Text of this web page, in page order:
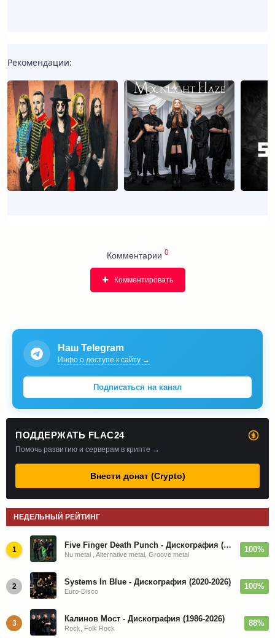
Рекомендации:
Комментарии 0
Комментировать
Наш Telegram
Инфо о доступе к сайту →
Подписаться на канал
ПОДДЕРЖАТЬ FLAC24
Помочь развитию и серверам в крипте →
Внести донат (Crypto)
НЕДЕЛЬНЫЙ РЕЙТИНГ
1 Five Finger Death Punch - Дискография (2008-2026)
Nu metal , Alternative metal, Groove metal
100%
2 Systems In Blue - Дискография (2020-2026)
Euro-Disco
100%
3 Калинов Мост - Дискография (1986-2026)
Rock, Folk Rock
88%